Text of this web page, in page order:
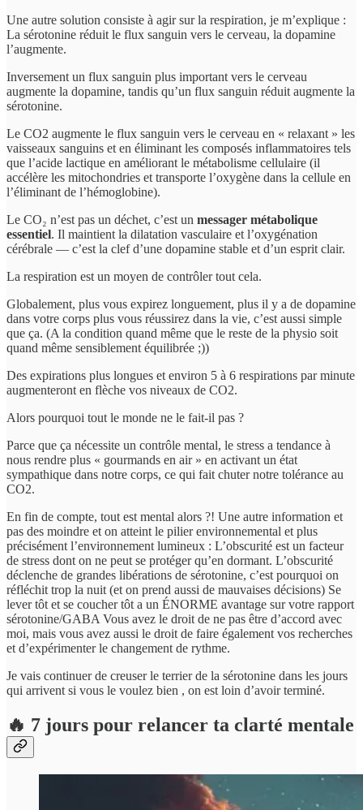
Une autre solution consiste à agir sur la respiration, je m’explique :
La sérotonine réduit le flux sanguin vers le cerveau, la dopamine
l’augmente.
Inversement un flux sanguin plus important vers le cerveau
augmente la dopamine, tandis qu’un flux sanguin réduit augmente la
sérotonine.
Le CO2 augmente le flux sanguin vers le cerveau en « relaxant » les
vaisseaux sanguins et en éliminant les composés inflammatoires tels
que l’acide lactique en améliorant le métabolisme cellulaire (il
accélère les mitochondries et transporte l’oxygène dans la cellule en
l’éliminant de l’hémoglobine).
Le CO₂ n’est pas un déchet, c’est un messager métabolique
essentiel. Il maintient la dilatation vasculaire et l’oxygénation
cérébrale — c’est la clef d’une dopamine stable et d’un esprit clair.
La respiration est un moyen de contrôler tout cela.
Globalement, plus vous expirez longuement, plus il y a de dopamine
dans votre corps plus vous réussirez dans la vie, c’est aussi simple
que ça. (A la condition quand même que le reste de la physio soit
quand même sensiblement équilibrée ;))
Des expirations plus longues et environ 5 à 6 respirations par minute
augmenteront en flèche vos niveaux de CO2.
Alors pourquoi tout le monde ne le fait-il pas ?
Parce que ça nécessite un contrôle mental, le stress a tendance à
nous rendre plus « gourmands en air » en activant un état
sympathique dans notre corps, ce qui fait chuter notre tolérance au
CO2.
En fin de compte, tout est mental alors ?! Une autre information et
pas des moindre et on atteint le pilier environnemental et plus
précisément l’environnement lumineux : L’obscurité est un facteur
de stress dont on ne peut se protéger qu’en dormant. L’obscurité
déclenche de grandes libérations de sérotonine, c’est pourquoi on
réfléchit trop la nuit (et on prend aussi de mauvaises décisions) Se
lever tôt et se coucher tôt a un ÉNORME avantage sur votre rapport
sérotonine/GABA Vous avez le droit de ne pas être d’accord avec
moi, mais vous avez aussi le droit de faire également vos recherches
et d’expérimenter le changement de rythme.
Je vais continuer de creuser le terrier de la sérotonine dans les jours
qui arrivent si vous le voulez bien , on est loin d’avoir terminé.
🔥 7 jours pour relancer ta clarté mentale